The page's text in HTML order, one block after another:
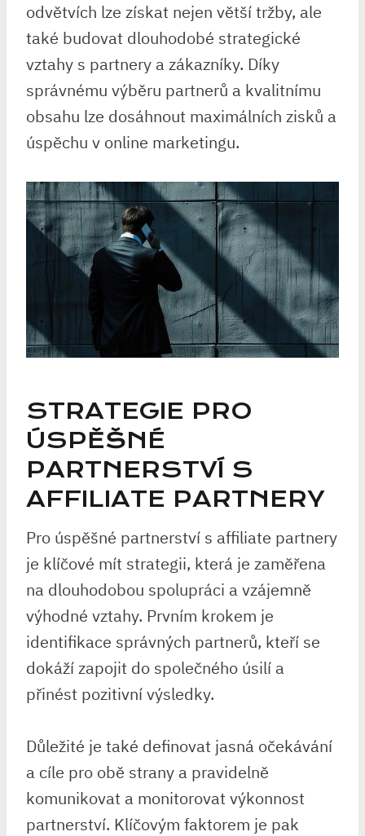
odvětvích lze získat nejen větší tržby, ale
také budovat dlouhodobé strategické
vztahy s partnery a zákazníky. Díky
správnému výběru partnerů a kvalitnímu
obsahu lze dosáhnout maximálních zisků a
úspěchu v online marketingu.
STRATEGIE PRO
ÚSPĚŠNÉ
PARTNERSTVÍ S
AFFILIATE PARTNERY
Pro úspěšné partnerství s affiliate partnery
je klíčové mít strategii, která je zaměřena
na dlouhodobou spolupráci a vzájemně
výhodné vztahy. Prvním krokem je
identifikace správných partnerů, kteří se
dokáží zapojit do společného úsilí a
přinést pozitivní výsledky.
Důležité je také definovat jasná očekávání
a cíle pro obě strany a pravidelně
komunikovat a monitorovat výkonnost
partnerství. Klíčovým faktorem je pak